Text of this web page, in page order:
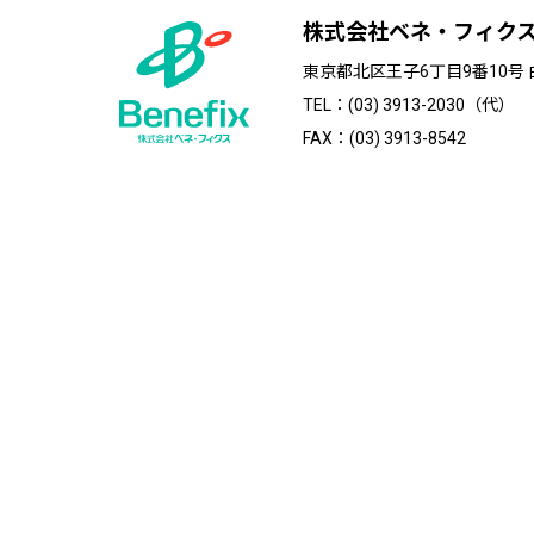
株式会社ベネ・フィク
東京都北区王子6丁目9番10号
TEL：(03) 3913-2030（代）
FAX：(03) 3913-8542